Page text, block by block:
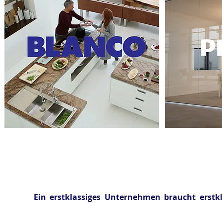
Ein erstklassiges Unternehmen braucht